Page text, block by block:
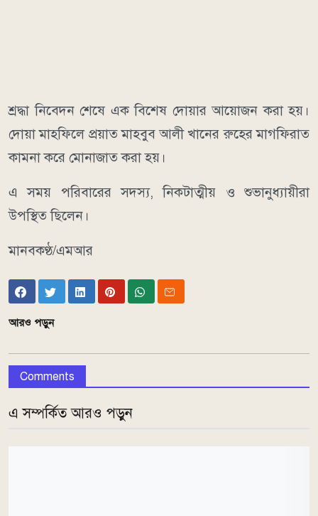
শ্রদ্ধা নিবেদন শেষে এক বিশেষ দোয়ার আয়োজন করা হয়।
দোয়া মাহফিলে প্রয়াত মাহবুব আলী খানের রুহের মাগফিরাত
কামনা করে মোনাজাত করা হয়।
এ সময় পরিবারের সদস্য, নিকটাত্মীয় ও শুভানুধ্যায়ীরা
উপস্থিত ছিলেন।
মানবকণ্ঠ/এমআর
আরও পড়ুন
Comments
এ সম্পর্কিত আরও পড়ুন